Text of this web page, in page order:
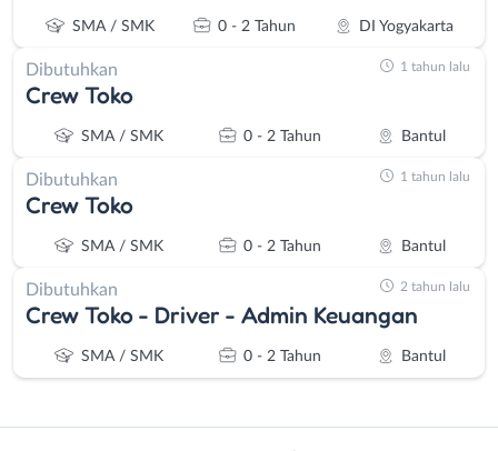
SMA / SMK 0 - 2 Tahun DI Yogyakarta
Dibutuhkan
Crew Toko
SMA / SMK 0 - 2 Tahun Bantul
1 tahun lalu
Dibutuhkan
Crew Toko
SMA / SMK 0 - 2 Tahun Bantul
1 tahun lalu
Dibutuhkan
Crew Toko - Driver - Admin Keuangan
SMA / SMK 0 - 2 Tahun Bantul
2 tahun lalu